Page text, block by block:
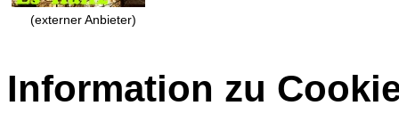
(externer Anbieter)
Information zu